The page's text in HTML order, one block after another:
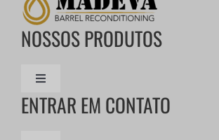
NOSSOS PRODUTOS
Alternar
de
navegação
PRESERVAR
ENTRAR EM CONTATO